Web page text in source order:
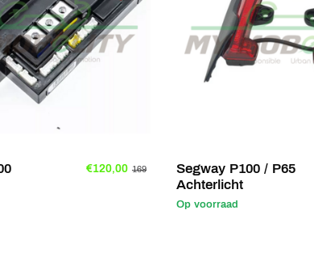
€120,00 169
Segway P100 / P65
Achterlicht
Op voorraad